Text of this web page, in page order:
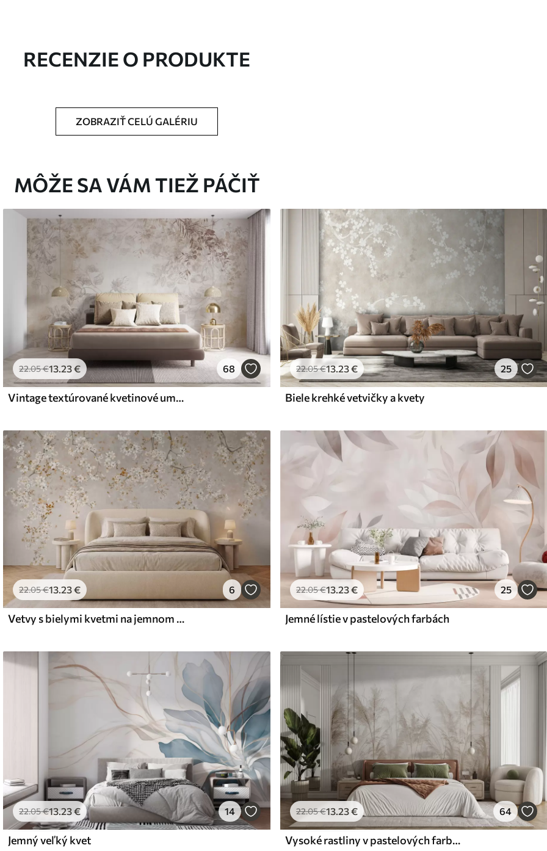
mäkkou špongiou. Tapety s lakovanou
čistiť vodou.
.6734.00€/m²
and Stick
RECENZIE O PRODUKTE
ZOBRAZIŤ CELÚ GALÉRIU
MÔŽE SA VÁM TIEŽ PÁČIŤ
22.05€13 .23€ 68
Vintage textúrované kvetinové umenie s jemnými ilustráciami záhradných kvetov a listov v kreslenom štýle, v jemných pastelových béžových a sépia odtieňoch
22.05€13.23€ 25
Biele krehké vetvičky a kvety
22.05€13.23€ 6
Vetvy s bielymi kvetmi na jemnom béžovom pozadí
22.05€13.23€ 25
Jemné lístie v pastelových farbách
22.05€13.23€ 14
Jemný veľký kvet
22.05€13.23€ 64
Vysoké rastliny v pastelových farbách